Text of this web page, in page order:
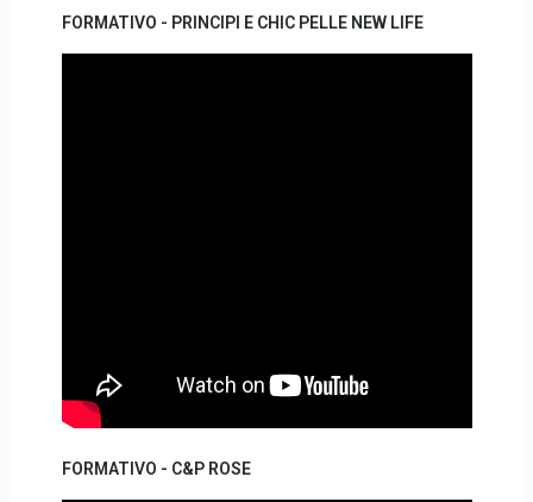
FORMATIVO - PRINCIPI E CHIC PELLE NEW LIFE
FORMATIVO - C&P ROSE